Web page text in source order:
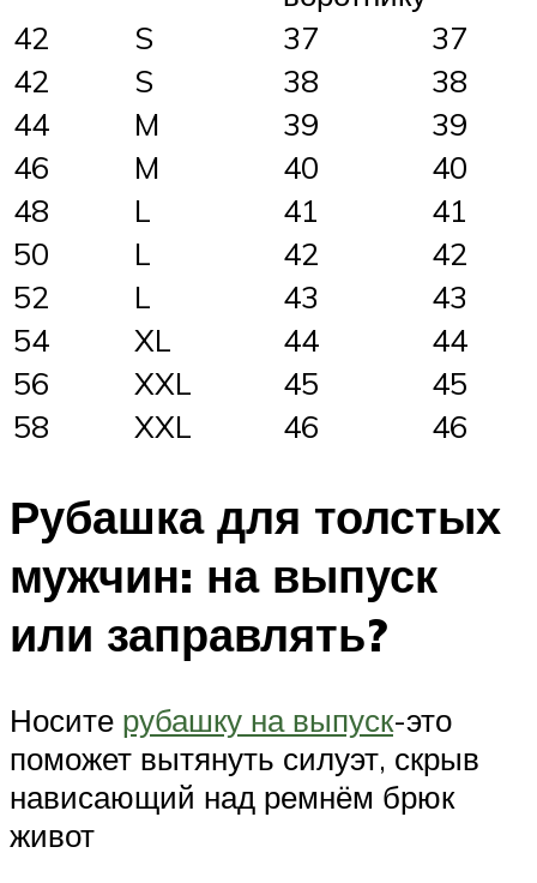
42
S 37
37
42
S 38
38
44
M 39
39
46
M 40
40
48
L 41
41
50
L 42
42
52
L 43
43
54
XL 44
44
56
XXL 45
45
58
XXL 46 46
Рубашка для толстых
мужчин: на выпуск
или заправлять?
Носите рубашку на выпуск-это
поможет вытянуть силуэт, скрыв
нависающий над ремнём брюк
живот